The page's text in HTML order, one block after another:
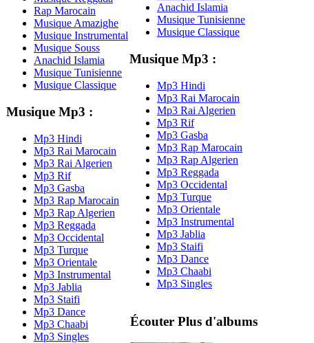
Rap Marocain
Musique Amazighe
Musique Instrumental
Musique Souss
Anachid Islamia
Musique Tunisienne
Musique Classique
Musique Mp3 :
Mp3 Hindi
Mp3 Rai Marocain
Mp3 Rai Algerien
Mp3 Rif
Mp3 Gasba
Mp3 Rap Marocain
Mp3 Rap Algerien
Mp3 Reggada
Mp3 Occidental
Mp3 Turque
Mp3 Orientale
Mp3 Instrumental
Mp3 Jablia
Mp3 Staifi
Mp3 Dance
Mp3 Chaabi
Mp3 Singles
Anachid Islamia
Musique Tunisienne
Musique Classique
Musique Mp3 :
Mp3 Hindi
Mp3 Rai Marocain
Mp3 Rai Algerien
Mp3 Rif
Mp3 Gasba
Mp3 Rap Marocain
Mp3 Rap Algerien
Mp3 Reggada
Mp3 Occidental
Mp3 Turque
Mp3 Orientale
Mp3 Instrumental
Mp3 Jablia
Mp3 Staifi
Mp3 Dance
Mp3 Chaabi
Mp3 Singles
Écouter Plus d'albums